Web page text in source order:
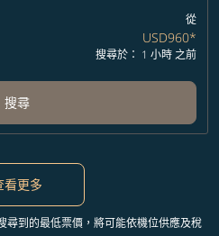
從
USD960*
搜尋於： 1 小時 之前
搜尋
看更多
到的最低票價，將可能依機位供應及稅